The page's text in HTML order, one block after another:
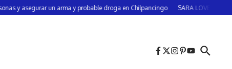
un arma y probable droga en Chilpancingo SARA LOVERA *México;